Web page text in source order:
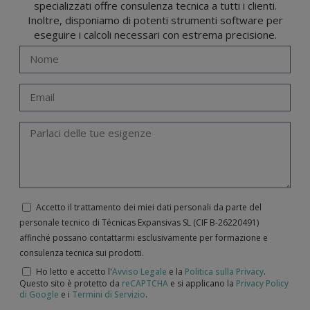
specializzati offre consulenza tecnica a tutti i clienti.
Inoltre, disponiamo di potenti strumenti software per
eseguire i calcoli necessari con estrema precisione.
Accetto il trattamento dei miei dati personali da parte del
personale tecnico di Técnicas Expansivas SL (CIF B-­26220491)
affinché possano contattarmi esclusivamente per formazione e
consulenza tecnica sui prodotti.
Ho letto e accetto l'Avviso Legale e la Politica sulla Privacy.
Questo sito è protetto da reCAPTCHA e si applicano la Privacy Policy
di Google e i Termini di Servizio.